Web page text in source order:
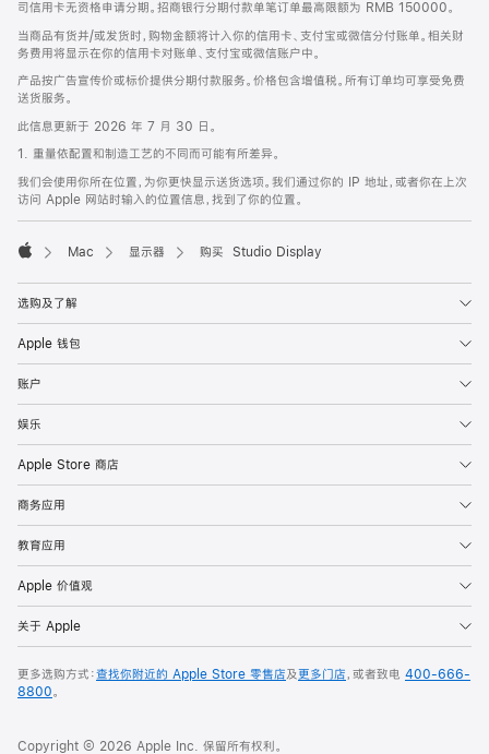
司信用卡无资格申请分期。招商银行分期付款单笔订单最高限额为 RMB 150000。
当商品有货并/或发货时，购物金额将计入你的信用卡、支付宝或微信分付账单。相关财
务费用将显示在你的信用卡对账单、支付宝或微信账户中。
产品按广告宣传价或标价提供分期付款服务。价格包含增值税。所有订单均可享受免费
送货服务。
此信息更新于 2026 年 7 月 30 日。
1. 重量依配置和制造工艺的不同而可能有所差异。
我们会使用你所在位置，为你更快显示送货选项。我们通过你的 IP 地址，或者你在上次
访问 Apple 网站时输入的位置信息，找到了你的位置。
Mac 显示器 购买 Studio Display
选购及了解
Apple 钱包
账户
娱乐
Apple Store 商店
商务应用
教育应用
Apple 价值观
关于 Apple
更多选购方式：查找你附近的 Apple Store 零售店及更多门店，或者致电 400-666-
8800。
Copyright © 2026 Apple Inc. 保留所有权利。